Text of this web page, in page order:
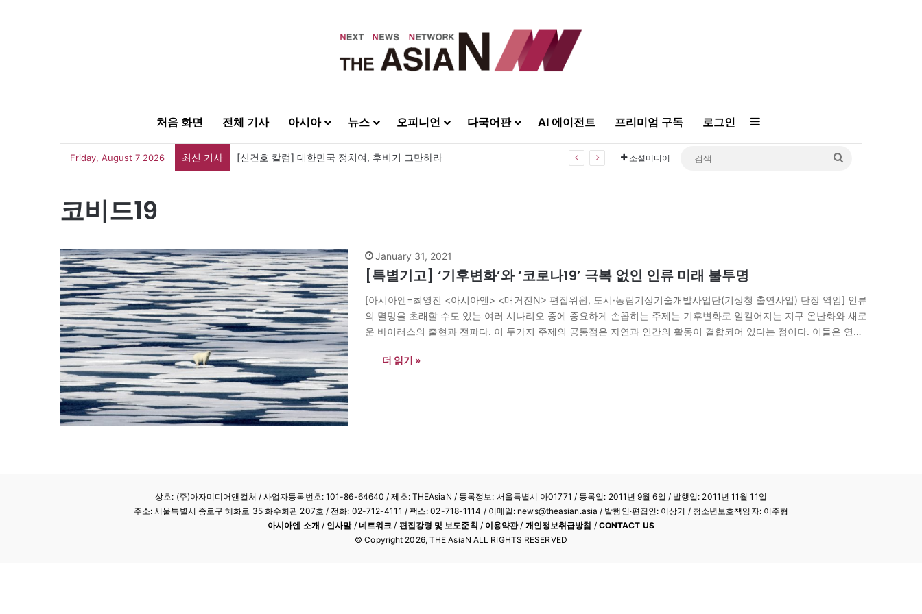
처음 화면 전체 기사 아시아 뉴스 오피니언 다국어판 AI 에이전트 프리미엄 구독 로그인 Sidebar
Friday, August 7 2026 최신 기사 [신건호 칼럼] 대한민국 정치여, 후비기 그만하라 소셜미디어
코비드19
January 31, 2021
[특별기고] ‘기후변화’와 ‘코로나19’ 극복 없인 인류 미래 불투명
[아시아엔=최영진 <아시아엔> <매거진N> 편집위원, 도시·농림기상기술개발사업단(기상청 출연사업) 단장 역임] 인류
의 멸망을 초래할 수도 있는 여러 시나리오 중에 중요하게 손꼽히는 주제는 기후변화로 일컬어지는 지구 온난화와 새로
운 바이러스의 출현과 전파다. 이 두가지 주제의 공통점은 자연과 인간의 활동이 결합되어 있다는 점이다. 이들은 연관
더 읽기 »
상호: (주)아자미디어앤컬처 /사업자등록번호: 101-86-64640 / 제호: THEAsiaN / 등록정보: 서울특별시 아01771 / 등록일: 2011년 9월 6일 / 발행일: 2011년 11월 11일
주소: 서울특별시 종로구 혜화로 35 화수회관 207호 / 전화: 02-712-4111 / 팩스: 02-718-1114 / 이메일: news@theasian.asia / 발행인·편집인: 이상기 / 청소년보호책임자: 이주형
아시아엔 소개 / 인사말/ 네트워크 / 편집강령 및 보도준칙 / 이용약관/ 개인정보취급방침 / CONTACT US
© Copyright 2026, THE AsiaN ALL RIGHTS RESERVED